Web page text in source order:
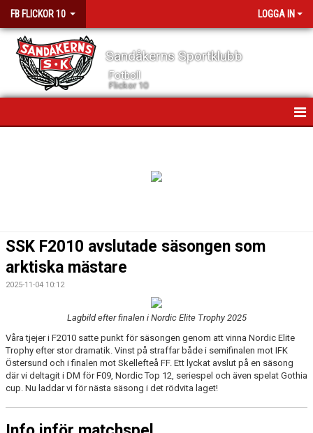
FB FLICKOR 10 LOGGA IN
Sandåkerns Sportklubb
Fotboll
Flickor 10
TRUPPEN
DOKUMENT
KONTAKT
ANMÄLAN ATT BÖRJA SPELA MED SANDÅKERNS SK
SSK F2010 avslutade säsongen som
arktiska mästare
2025-11-04 10:12
Lagbild efter finalen i Nordic Elite Trophy 2025
Våra tjejer i F2010 satte punkt för säsongen genom att vinna Nordic Elite
Trophy efter stor dramatik. Vinst på straffar både i semifinalen mot IFK
Östersund och i finalen mot Skellefteå FF. Ett lyckat avslut på en säsong
där vi deltagit i DM för F09, Nordic Top 12, seriespel och även spelat Gothia
cup. Nu laddar vi för nästa säsong i det rödvita laget!